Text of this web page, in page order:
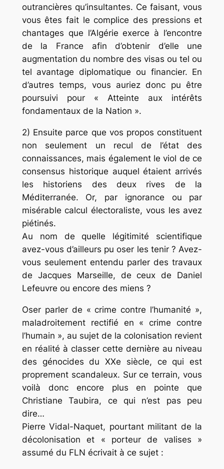
outrancières qu’insultantes. Ce faisant, vous
vous êtes fait le complice des pressions et
chantages que l’Algérie exerce à l’encontre
de la France afin d’obtenir d’elle une
augmentation du nombre des visas ou tel ou
tel avantage diplomatique ou financier. En
d’autres temps, vous auriez donc pu être
poursuivi pour « Atteinte aux intérêts
fondamentaux de la Nation ».
2) Ensuite parce que vos propos constituent
non seulement un recul de l’état des
connaissances, mais également le viol de ce
consensus historique auquel étaient arrivés
les historiens des deux rives de la
Méditerranée. Or, par ignorance ou par
misérable calcul électoraliste, vous les avez
piétinés.
Au nom de quelle légitimité scientifique
avez-vous d’ailleurs pu oser les tenir ? Avez-
vous seulement entendu parler des travaux
de Jacques Marseille, de ceux de Daniel
Lefeuvre ou encore des miens ?
Oser parler de « crime contre l’humanité »,
maladroitement rectifié en « crime contre
l’humain », au sujet de la colonisation revient
en réalité à classer cette dernière au niveau
des génocides du XXe siècle, ce qui est
proprement scandaleux. Sur ce terrain, vous
voilà donc encore plus en pointe que
Christiane Taubira, ce qui n’est pas peu
dire…
Pierre Vidal-Naquet, pourtant militant de la
décolonisation et « porteur de valises »
assumé du FLN écrivait à ce sujet :